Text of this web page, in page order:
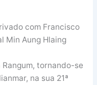
com Francisco
Min Aung Hlaing
tornando-se
na sua 21ª